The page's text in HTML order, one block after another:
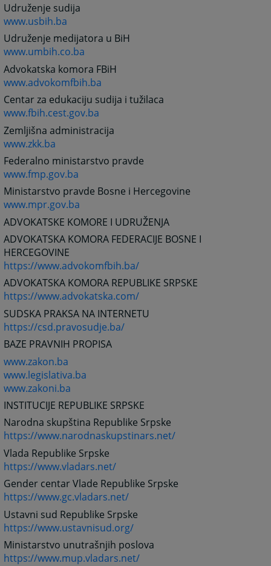
Udruženje sudija
www.usbih.ba
Udruženje medijatora u BiH
www.umbih.co.ba
Advokatska komora FBiH
www.advokomfbih.ba
Centar za edukaciju sudija i tužilaca
www.fbih.cest.gov.ba
Zemljišna administracija
www.zkk.ba
Federalno ministarstvo pravde
www.fmp.gov.ba
Ministarstvo pravde Bosne i Hercegovine
www.mpr.gov.ba
ADVOKATSKE KOMORE I UDRUŽENJA
ADVOKATSKA KOMORA FEDERACIJE BOSNE I
HERCEGOVINE
https://www.advokomfbih.ba/
ADVOKATSKA KOMORA REPUBLIKE SRPSKE
https://www.advokatska.com/
SUDSKA PRAKSA NA INTERNETU
https://csd.pravosudje.ba/
BAZE PRAVNIH PROPISA
www.zakon.ba
www.legislativa.ba
www.zakoni.ba
INSTITUCIJE REPUBLIKE SRPSKE
Narodna skupština Republike Srpske
https://www.narodnaskupstinars.net/
Vlada Republike Srpske
https://www.vladars.net/
Gender centar Vlade Republike Srpske
https://www.gc.vladars.net/
Ustavni sud Republike Srpske
https://www.ustavnisud.org/
Ministarstvo unutrašnjih poslova
https://www.mup.vladars.net/